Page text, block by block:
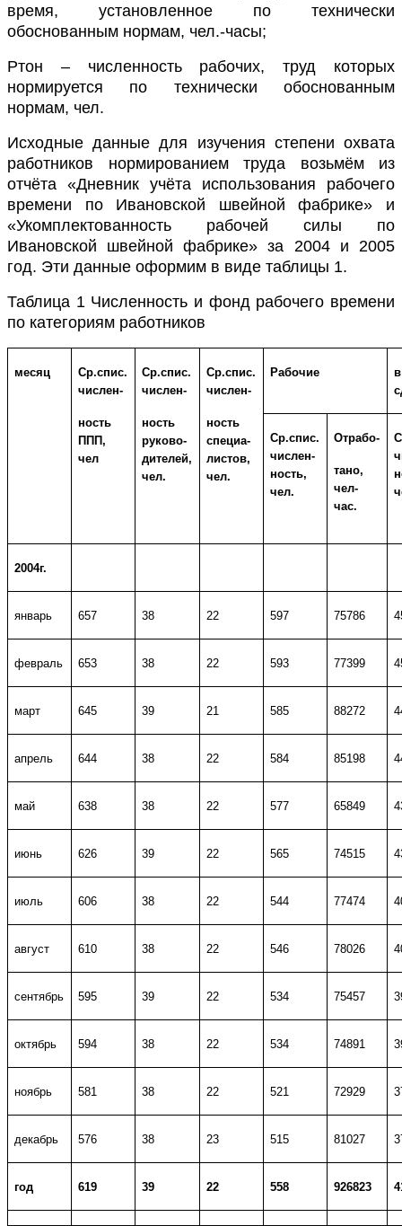
время, установленное по технически
обоснованным нормам, чел.-часы;
Ртон – численность рабочих, труд которых
нормируется по технически обоснованным
нормам, чел.
Исходные данные для изучения степени охвата
работников нормированием труда возьмём из
отчёта «Дневник учёта использования рабочего
времени по Ивановской швейной фабрике» и
«Укомплектованность рабочей силы по
Ивановской швейной фабрике» за 2004 и 2005
год. Эти данные оформим в виде таблицы 1.
Таблица 1 Численность и фонд рабочего времени
по категориям работников
месяц
Ср.спис.
числен-
ность
ППП,
чел
Ср.спис.
числен-
ность
руково-
дителей,
чел.
Ср.спис.
числен-
ность
специа-
листов,
чел.
Рабочие
Ср.спис.
числен-
ность,
чел.
Отрабо-
тано,
чел-
час.
2004г.
январь 657 38 22 597 75786
февраль 653 38 22 593 77399
март 645 39 21 585 88272
апрель 644 38 22 584 85198
май 638 38 22 577 65849
июнь 626 39 22 565 74515
июль 606 38 22 544 77474
август 610 38 22 546 78026
сентябрь 595 39 22 534 75457
октябрь 594 38 22 534 74891
ноябрь 581 38 22 521 72929
декабрь 576 38 23 515 81027
год 619 39 22 558 926823